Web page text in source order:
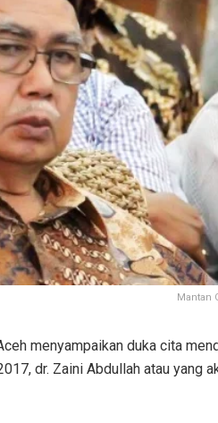
Mantan
menyampaikan duka cita
dr. Zaini Abdullah atau yang